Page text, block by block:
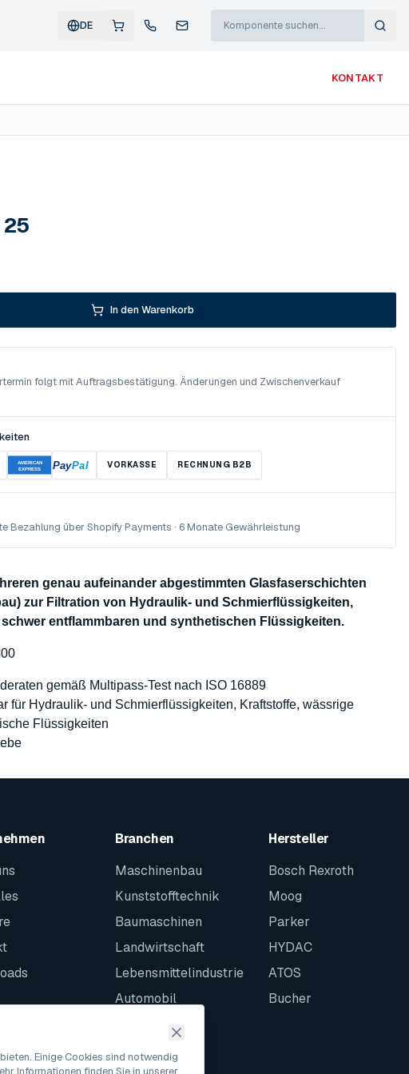
DE
KONTAKT
25
In den Warenkorb
folgt mit Auftragsbestätigung. Änderungen und Zwischenverkauf
AMERICAN
EXPRESS
PayPal VORKASSE RECHNUNG B2B
Bezahlung über Shopify Payments · 6 Monate Gewährleistung
genau aufeinander abgestimmten Glasfaserschichten
zur Filtration von Hydraulik- und Schmierflüssigkeiten,
entflammbaren und synthetischen Flüssigkeiten.
gemäß Multipass-Test nach ISO 16889
für Hydraulik- und Schmierflüssigkeiten, Kraftstoffe, wässrige
Flüssigkeiten
Branchen
Maschinenbau
Kunststofftechnik
Baumaschinen
Landwirtschaft
Lebensmittelindustrie
Automobil
Intralogistik
Hersteller
Bosch Rexroth
Moog
Parker
HYDAC
ATOS
Bucher
Einige Cookies sind notwendig
Informationen finden Sie in unserer